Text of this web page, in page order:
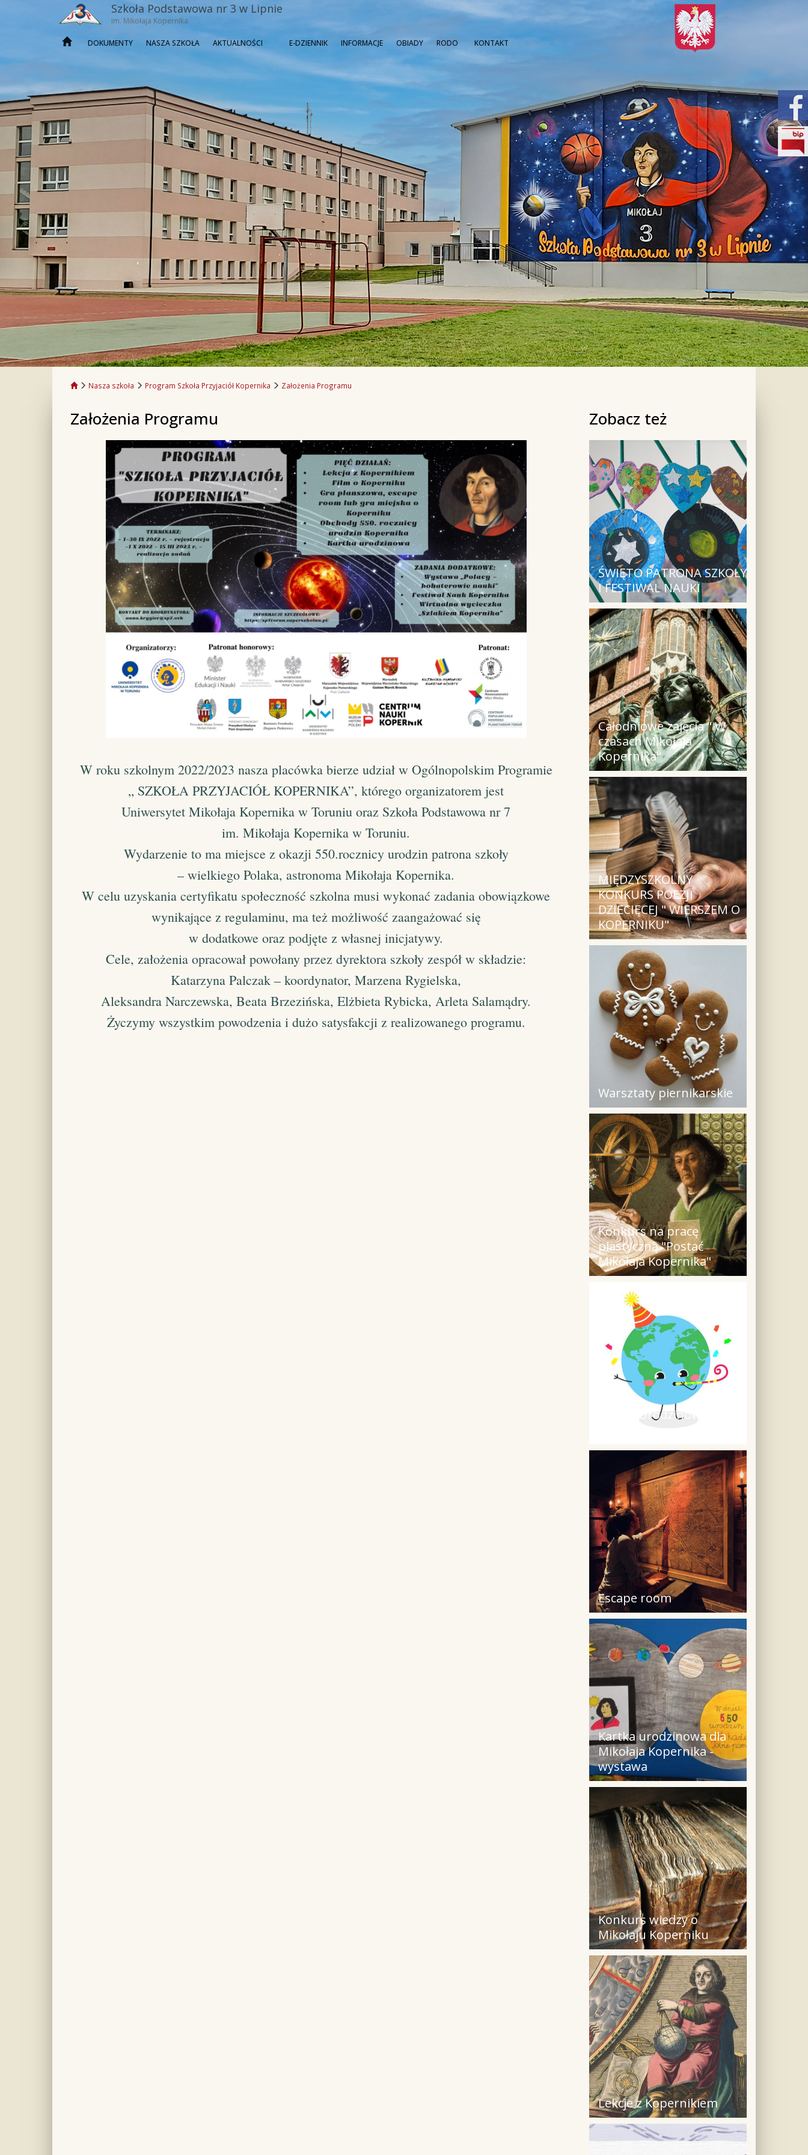
Szkoła Podstawowa nr 3 w Lipnie
im. Mikołaja Kopernika
DOKUMENTY NASZA SZKOŁA AKTUALNOŚCI E-DZIENNIK INFORMACJE OBIADY RODO KONTAKT
Nasza szkoła Program Szkoła Przyjaciół Kopernika Założenia Programu
Założenia Programu
W roku szkolnym 2022/2023 nasza placówka bierze udział w Ogólnopolskim Programie
„ SZKOŁA PRZYJACIÓŁ KOPERNIKA”, którego organizatorem jest
Uniwersytet Mikołaja Kopernika w Toruniu oraz Szkoła Podstawowa nr 7
im. Mikołaja Kopernika w Toruniu.
Wydarzenie to ma miejsce z okazji 550.rocznicy urodzin patrona szkoły
– wielkiego Polaka, astronoma Mikołaja Kopernika.
W celu uzyskania certyfikatu społeczność szkolna musi wykonać zadania obowiązkowe
wynikające z regulaminu, ma też możliwość zaangażować się
w dodatkowe oraz podjęte z własnej inicjatywy.
Cele, założenia opracował powołany przez dyrektora szkoły zespół w składzie:
Katarzyna Palczak – koordynator, Marzena Rygielska,
Aleksandra Narczewska, Beata Brzezińska, Elżbieta Rybicka, Arleta Salamądry.
Życzymy wszystkim powodzenia i dużo satysfakcji z realizowanego programu.
Zobacz też
ŚWIĘTO PATRONA SZKOŁY
I FESTIWAL NAUKI
Całodniowe zajęcia " W
czasach Mikołaja
Kopernika"
MIĘDZYSZKOLNY
KONKURS POEZJI
DZIECIĘCEJ " WIERSZEM O
KOPERNIKU"
Warsztaty piernikarskie
Konkurs na pracę
plastyczną "Postać
Mikołaja Kopernika"
Kartka Urodzinowa dla
Escape room
Kartka urodzinowa dla
Mikołaja Kopernika -
wystawa
Konkurs wiedzy o
Mikołaju Koperniku
Lekcje z Kopernikiem